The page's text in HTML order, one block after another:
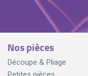
Nos pièces
Découpe & Pliage